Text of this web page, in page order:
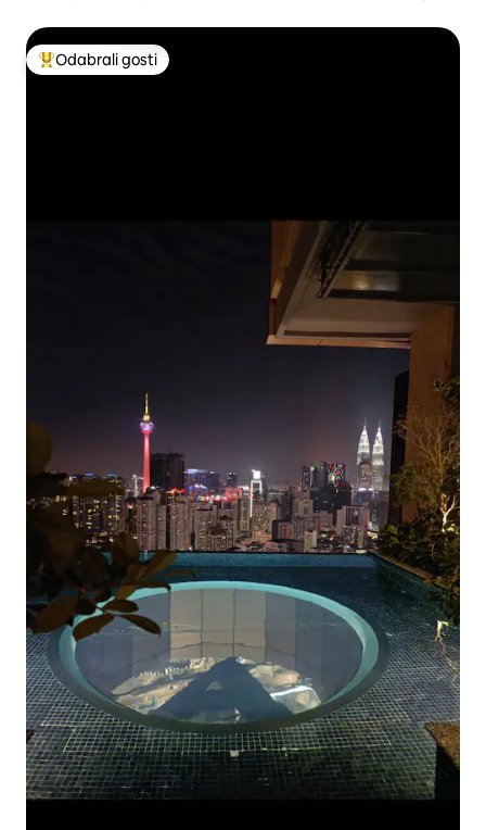
Među najviše rangiranima s oznakom „Odabrali gosti”
Odabrali gosti